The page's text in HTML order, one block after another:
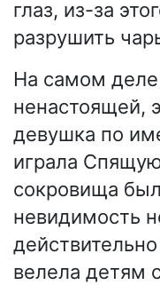
глаз, из-за
разрушить
На самом
ненастоящей,
девушка по
играла
сокровища
невидимость
велела детям